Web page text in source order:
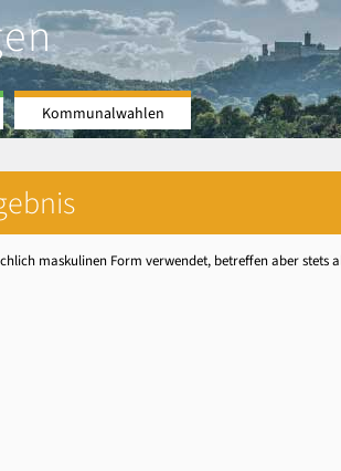
Kommunalwahlen
maskulinen Form verwendet, betreffen aber stets